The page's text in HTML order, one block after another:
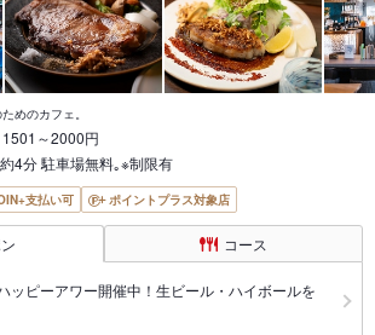
めのカフェ。
1501～2000円
4分 駐車場無料｡※制限有
支払い可 ポイントプラス対象店
コース
ッピーアワー開催中！生ビール・ハイボールを